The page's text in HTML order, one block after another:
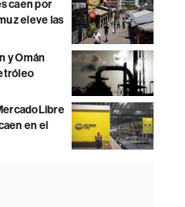
caen por
eleve las
y Omán
en el